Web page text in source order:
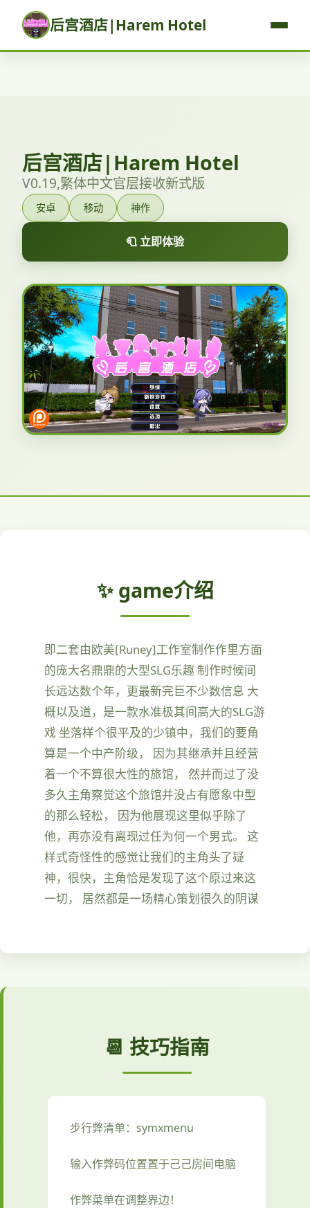
后宫酒店|Harem Hotel
后宫酒店|Harem Hotel
V0.19,繁体中文官层接收新式版
安卓 移动 神作
🧻 立即体验
✨ game介绍
即二套由欧美[Runey]工作室制作作里方面
的庞大名鼎鼎的大型SLG乐趣 制作时候间
长远达数个年，更最新完巨不少数信息 大
概以及道，是一款水准极其间高大的SLG游
戏 坐落样个很平及的少镇中，我们的要角
算是一个中产阶级， 因为其继承并且经营
着一个不算很大性的旅馆， 然并而过了没
多久主角察觉这个旅馆并没占有愿象中型
的那么轻松， 因为他展现这里似乎除了
他，再亦没有离现过任为何一个男式。 这
样式奇怪性的感觉让我们的主角头了疑
神，很快，主角恰是发现了这个原过来这
一切， 居然都是一场精心策划很久的阴谋
📆 技巧指南
步行弊清单：symxmenu
输入作弊码位置置于己己房间电脑
作弊菜单在调整界边！